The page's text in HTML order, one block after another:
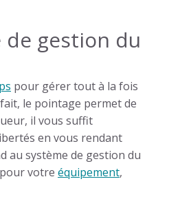
de gestion du
pour gérer tout à la fois
le pointage permet de
il vous suffit
en vous rendant
au système de gestion du
votre équipement,